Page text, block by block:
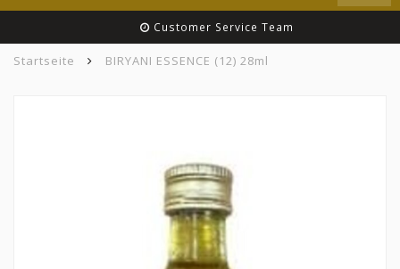
Customer Service Team
Startseite BIRYANI ESSENCE (12) 28ml